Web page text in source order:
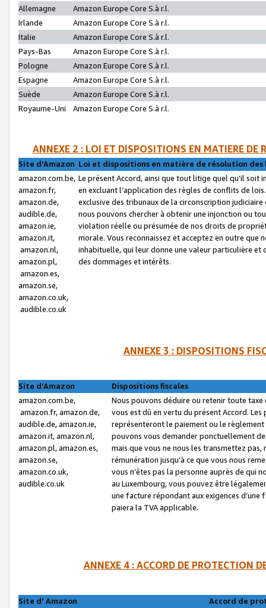
Allemagne
Amazon Europe Core S.à r.l.
Irlande
Amazon Europe Core S.à r.l.
Italie
Amazon Europe Core S.à r.l.
Pays-Bas
Amazon Europe Core S.à r.l.
Pologne
Amazon Europe Core S.à r.l.
Espagne
Amazon Europe Core S.à r.l.
Suède
Amazon Europe Core S.à r.l.
Royaume-Uni
Amazon Europe Core S.à r.l.
ANNEXE 2 : LOI ET DISPOSITIONS EN MATIERE DE
Site d’Amazon Loi et dispositions en matière de résolution
amazon.com.be,
amazon.fr,
amazon.de,
audible.de,
amazon.ie,
amazon.it,
amazon.nl,
amazon.pl,
amazon.es,
amazon.se,
amazon.co.uk,
audible.co.uk
Le présent Accord, ainsi que tout litige quel qu’il soit
en excluant l’application des règles de conflits de
exclusive des tribunaux de la circonscription
nous pouvons chercher à obtenir une injonction ou
violation réelle ou présumée de nos droits de
morale. Vous reconnaissez et acceptez en outre que
inhabituelle, qui leur donne une valeur particulière
des dommages et intérêts.
ANNEXE 3 : DISPOSITIONS
Site d’Amazon
Dispositions fiscales
amazon.com.be,
amazon.fr, amazon.de,
audible.de, amazon.ie,
amazon.it, amazon.nl,
amazon.pl, amazon.es,
amazon.se,
amazon.co.uk,
audible.co.uk
Nous pouvons déduire ou retenir toute
vous est dû en vertu du présent Accord.
représenteront le paiement ou le
pouvons vous demander ponctuellement
mais que vous ne nous les transmettez
rémunération jusqu’à ce que vous nous
vous n’êtes pas la personne auprès de qui
au Luxembourg, vous pouvez être
une facture répondant aux exigences
paiera la TVA applicable.
ANNEXE 4 : ACCORD DE PROTECTION
Site d’ Amazon
Accord de